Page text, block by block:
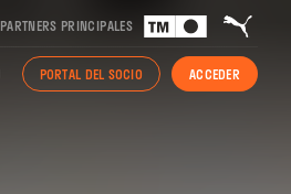
PARTNERS PRINCIPALES
PORTAL DEL SOCIO ACCEDER